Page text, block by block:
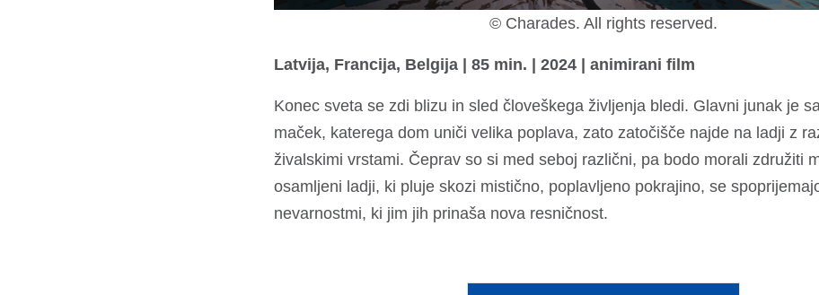
© Charades. All rights reserved.
Latvija, Francija, Belgija | 85 min. | 2024 | animirani film
Konec sveta se zdi blizu in sled človeškega življenja bledi. Glavni junak je
maček, katerega dom uniči velika poplava, zato zatočišče najde na ladji z
živalskimi vrstami. Čeprav so si med seboj različni, pa bodo morali združiti
osamljeni ladji, ki pluje skozi mistično, poplavljeno pokrajino, se
nevarnostmi, ki jim jih prinaša nova resničnost.